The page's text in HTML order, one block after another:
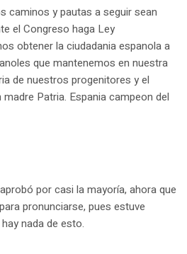
caminos y pautas a seguir sean
el Congreso haga Ley
obtener la ciudadania espanola a
que mantenemos en nuestra
de nuestros progenitores y el
Patria. Espania campeon del
por casi la mayoría, ahora que
pronunciarse, pues estuve
nada de esto.